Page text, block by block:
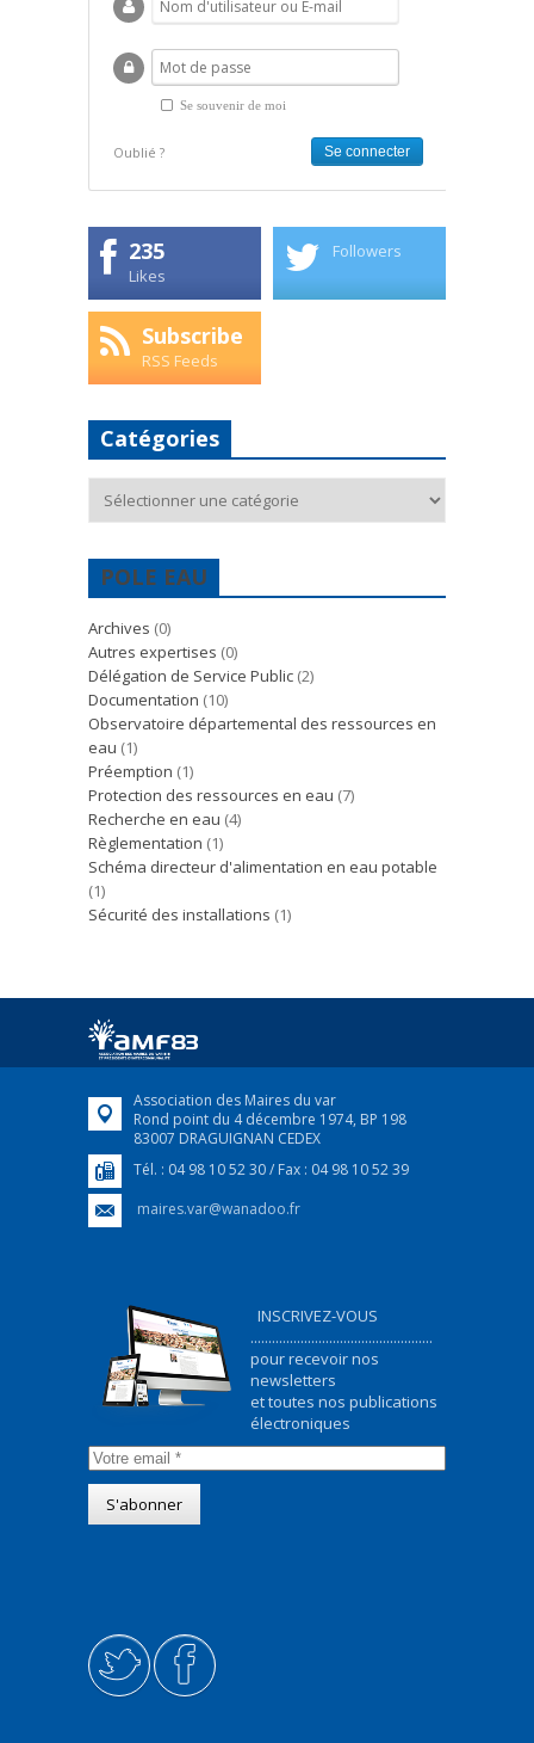
Se souvenir de moi
Oublié ?
235
Likes
Followers
Subscribe
RSS Feeds
Catégories
POLE EAU
Archives (0)
Autres expertises (0)
Délégation de Service Public (2)
Documentation (10)
Observatoire départemental des ressources en
eau (1)
Préemption (1)
Protection des ressources en eau (7)
Recherche en eau (4)
Règlementation (1)
Schéma directeur d'alimentation en eau potable
(1)
Sécurité des installations (1)
Association des Maires du var
Rond point du 4 décembre 1974, BP 198
83007 DRAGUIGNAN CEDEX
Tél. : 04 98 10 52 30 / Fax : 04 98 10 52 39
maires.var@wanadoo.fr
INSCRIVEZ-VOUS
...................................................
pour recevoir nos
newsletters
et toutes nos publications
électroniques